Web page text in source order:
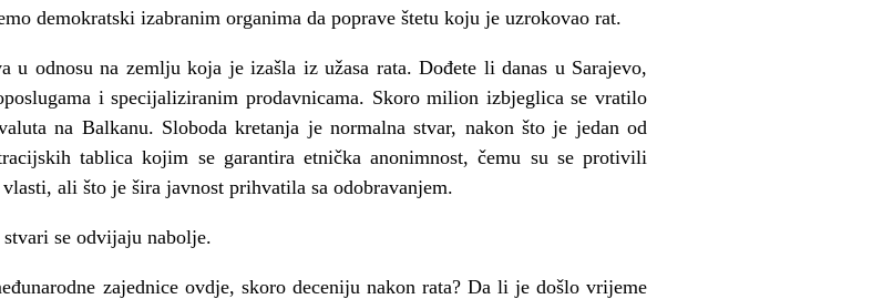
demokratski izabranim organima da poprave štetu koju je uzrokovao rat.
u odnosu na zemlju koja je izašla iz užasa rata. Dođete li danas u Sarajevo,
i specijaliziranim prodavnicama. Skoro milion izbjeglica se vratilo
na Balkanu. Sloboda kretanja je normalna stvar, nakon što je jedan od
tablica kojim se garantira etnička anonimnost, čemu su se protivili
ali što je šira javnost prihvatila sa odobravanjem.
se odvijaju nabolje.
zajednice ovdje, skoro deceniju nakon rata? Da li je došlo vrijeme